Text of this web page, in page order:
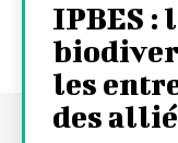
IPBES :
les
des